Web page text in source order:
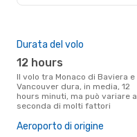
Durata del volo
12 hours
Il volo tra Monaco di Baviera e
Vancouver dura, in media, 12
hours minuti, ma può variare a
seconda di molti fattori
Aeroporto di origine